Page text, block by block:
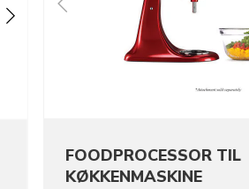
FOODPROCESSOR TIL
KØKKENMASKINE